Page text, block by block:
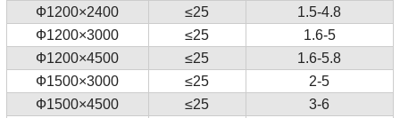
Ф1200×2400
≤25
1.5-4.8
Ф1200×3000
≤25
1.6-5
Ф1200×4500
≤25
1.6-5.8
Ф1500×3000
≤25
2-5
Ф1500×4500
≤25
3-6